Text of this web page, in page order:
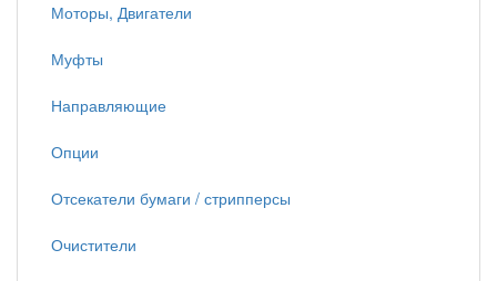
Моторы, Двигатели
Муфты
Направляющие
Опции
Отсекатели бумаги / стрипперсы
Очистители